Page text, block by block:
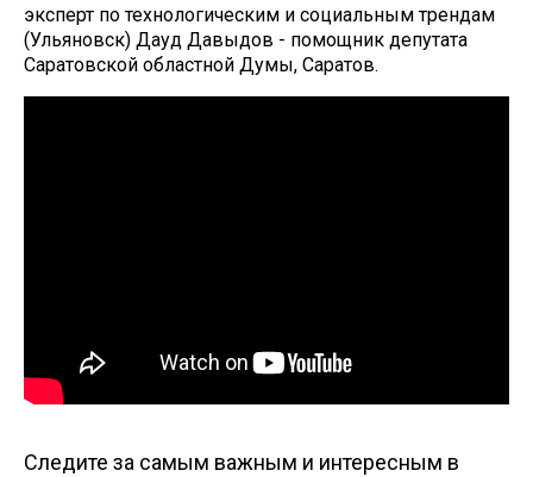
эксперт по технологическим и социальным трендам
(Ульяновск) Дауд Давыдов - помощник депутата
Саратовской областной Думы, Саратов.
Следите за самым важным и интересным в